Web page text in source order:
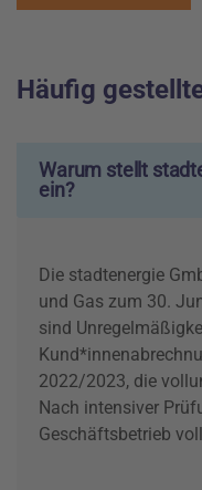
Häufig
Warum stellt
ein?
Die stadtenergie
und Gas zum 30.
sind
2022/2023, die
Nach intensiver
Geschäftsbetrieb